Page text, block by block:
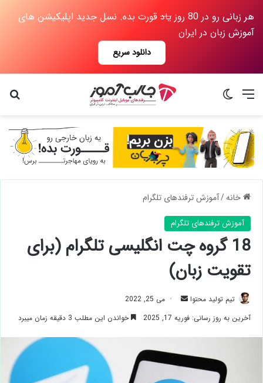
هر زبانی رو در 80 روز یاد قورت بده. نسل جدید اپلیکیشن های
آموزش زبان در ایران
دانلود سریع
منو
خانه/آموزش ترفندهای تلگرام
آموزش ترفندهای تلگرام
18 گروه چت انگلیسی تلگرام (برای
تقویت زبان)
تیم تولید محتوا
ارسال
ایمیل
می 25, 2022
آخرین به روز رسانی: فوریه 17, 2025
خواندن این مطلب 3 دقیقه زمان میبرد